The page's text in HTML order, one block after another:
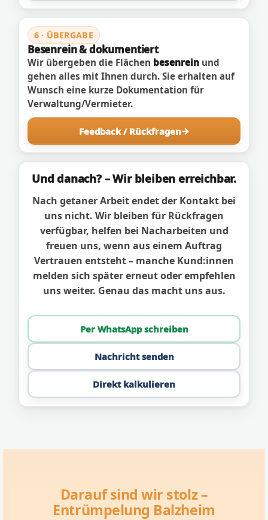
6 · ÜBERGABE
Besenrein & dokumentiert
Wir übergeben die Flächen besenrein und
gehen alles mit Ihnen durch. Sie erhalten auf
Wunsch eine kurze Dokumentation für
Verwaltung/Vermieter.
Feedback / Rückfragen
Und danach? – Wir bleiben erreichbar.
Nach getaner Arbeit endet der Kontakt bei
uns nicht. Wir bleiben für Rückfragen
verfügbar, helfen bei Nacharbeiten und
freuen uns, wenn aus einem Auftrag
Vertrauen entsteht – manche Kund:innen
melden sich später erneut oder empfehlen
uns weiter. Genau das macht uns aus.
Per WhatsApp schreiben
Nachricht senden
Direkt kalkulieren
Darauf sind wir stolz –
Entrümpelung Balzheim